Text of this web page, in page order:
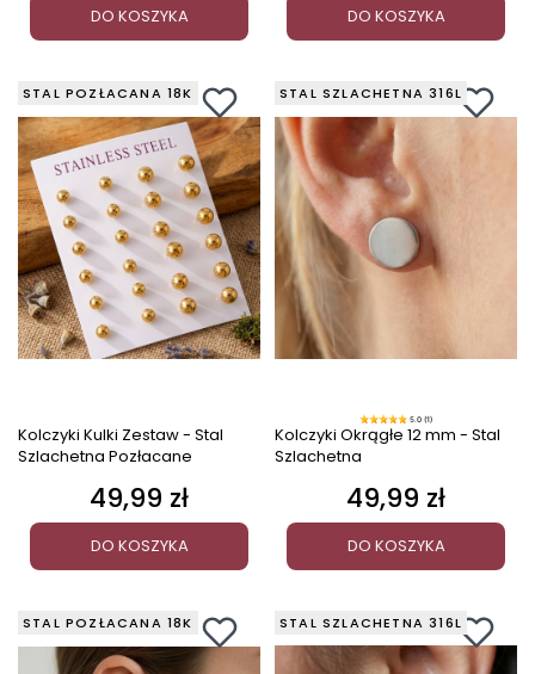
DO KOSZYKA DO KOSZYKA
STAL POZŁACANA 18K
Kolczyki Kulki Zestaw - Stal
Szlachetna Pozłacane
Cena
49,99 zł
DO KOSZYKA
STAL SZLACHETNA 316L
5.0 (1)
Kolczyki Okrągłe 12 mm - Stal
Szlachetna
Cena
49,99 zł
DO KOSZYKA
STAL POZŁACANA 18K STAL SZLACHETNA 316L